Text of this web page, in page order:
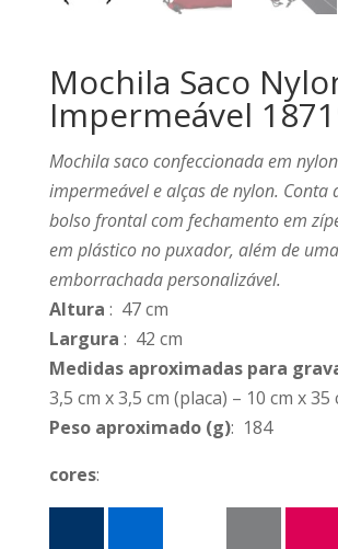
Mochila Saco
Impermeável
Mochila saco confeccionada em nylon
impermeável e alças de nylon. Conta
bolso frontal com fechamento em
em plástico no puxador, além de
emborrachada personalizável.
Altura : 47 cm
Largura : 42 cm
Medidas aproximadas para
3,5 cm x 3,5 cm (placa) – 10 cm x
Peso aproximado(g): 184
cores: